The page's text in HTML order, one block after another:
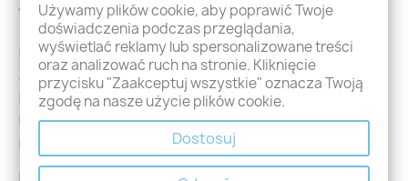
Twoje konto
Logowanie
Załóż konto - Rejestracja
Moje zamówienia
Promocje
Nowości
Używamy plików cookie, aby poprawić Twoje
doświadczenia podczas przeglądania,
wyświetlać reklamy lub spersonalizowane treści
oraz analizować ruch na stronie. Kliknięcie
przycisku "Zaakceptuj wszystkie" oznacza Twoją
zgodę na nasze użycie plików cookie.
Dostosuj